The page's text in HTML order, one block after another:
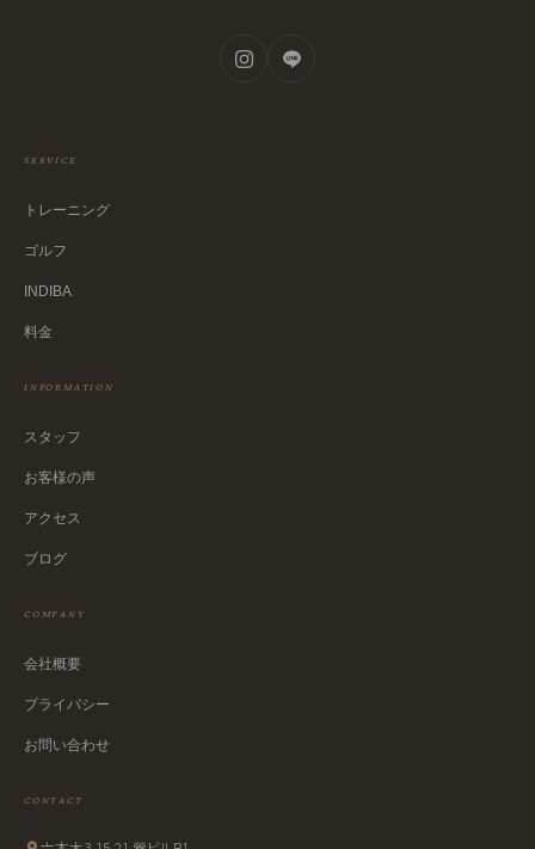
SERVICE
トレーニング
ゴルフ
INDIBA
料金
INFORMATION
スタッフ
お客様の声
アクセス
ブログ
COMPANY
会社概要
プライバシー
お問い合わせ
CONTACT